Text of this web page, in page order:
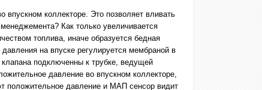
впускном коллекторе. Это позволяет вливать
Как только увеличивается
топлива, иначе образуется бедная
на впуске регулируется мембраной в
подключенны к трубке, ведущей
давление во впускном коллекторе,
положительное давление и МАП сенсор видит